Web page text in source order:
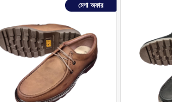
মেগা অফার